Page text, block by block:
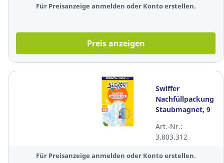
Für Preisanzeige anmelden oder Konto erstellen.
Preis anzeigen
Swiffer
Nachfüllpackung
Staubmagnet, 9
Art.-Nr.:
3.803.312
Für Preisanzeige anmelden oder Konto erstellen.